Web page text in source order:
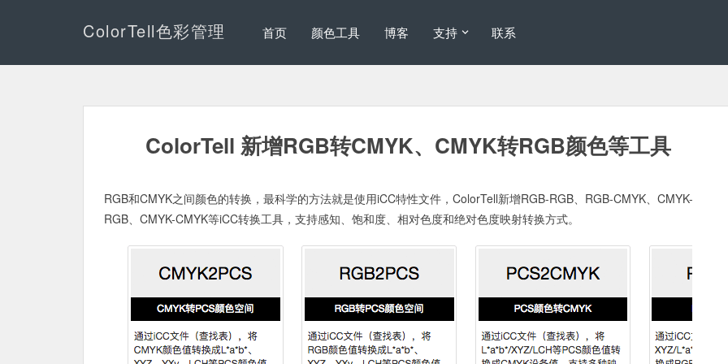
ColorTell色彩管理 首页 颜色工具 博客 支持 联系
ColorTell 新增RGB转CMYK、CMYK转RGB颜色等工具
RGB和CMYK之间颜色的转换，最科学的方法就是使用iCC特性文件，ColorTell新增RGB-RGB、RGB-CMYK、CMYK-
RGB、CMYK-CMYK等iCC转换工具，支持感知、饱和度、相对色度和绝对色度映射转换方式。